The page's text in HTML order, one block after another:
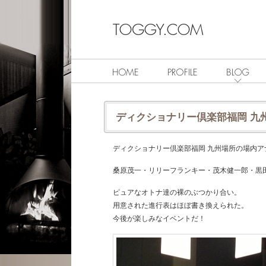
ディクショナリー倶楽部福岡 九
ディクショナリー倶楽部福岡 九州場所の場内
桑原茂一・リリーフランキー・茂木健一郎・
ピュアなオトナ達の裸のぶつかり合い。
用意された進行表はほぼ書き換えられた。
今後が楽しみなイベントだ！